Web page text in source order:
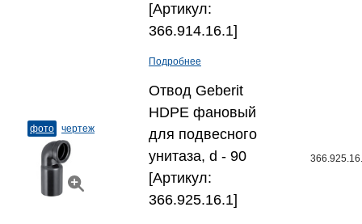
[Артикул:
366.914.16.1]
Подробнее
фото чертеж
Отвод Geberit
HDPE фановый
для подвесного
унитаза, d - 90
[Артикул:
366.925.16.1]